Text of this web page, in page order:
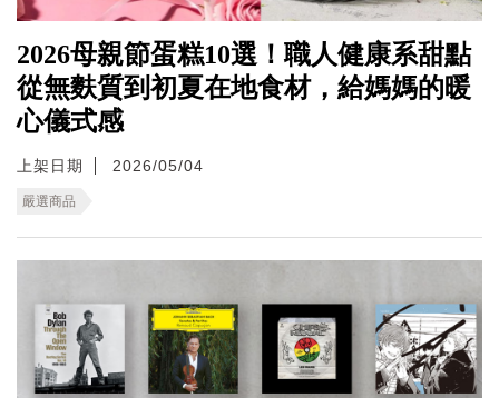
2026母親節蛋糕10選！職人健康系甜點
從無麩質到初夏在地食材，給媽媽的暖
心儀式感
上架日期 2026/05/04
嚴選商品